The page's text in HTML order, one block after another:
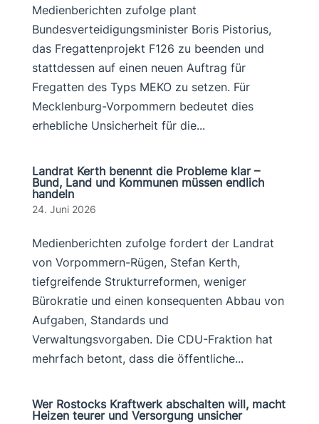
Medienberichten zufolge plant
Bundesverteidigungsminister Boris Pistorius,
das Fregattenprojekt F126 zu beenden und
stattdessen auf einen neuen Auftrag für
Fregatten des Typs MEKO zu setzen. Für
Mecklenburg-Vorpommern bedeutet dies
erhebliche Unsicherheit für die...
Landrat Kerth benennt die Probleme klar –
Bund, Land und Kommunen müssen endlich
handeln
24. Juni 2026
Medienberichten zufolge fordert der Landrat
von Vorpommern-Rügen, Stefan Kerth,
tiefgreifende Strukturreformen, weniger
Bürokratie und einen konsequenten Abbau von
Aufgaben, Standards und
Verwaltungsvorgaben. Die CDU-Fraktion hat
mehrfach betont, dass die öffentliche...
Wer Rostocks Kraftwerk abschalten will, macht
Heizen teurer und Versorgung unsicher